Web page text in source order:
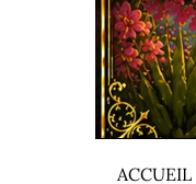
ACCUEIL